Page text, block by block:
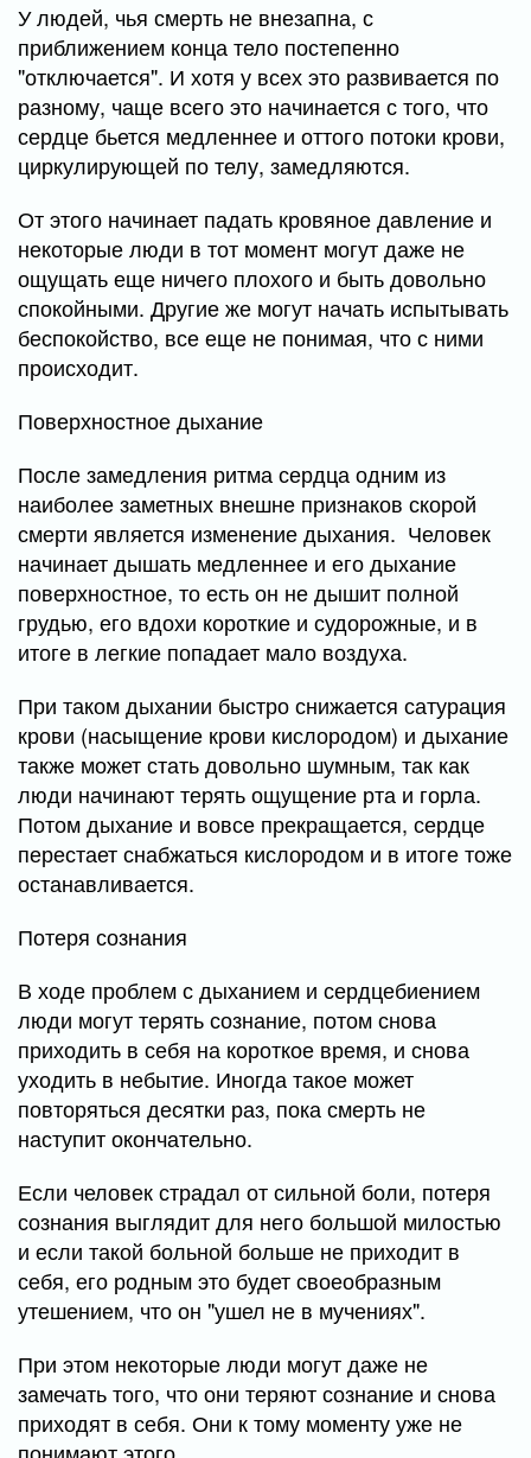
У людей, чья смерть не внезапна, с
приближением конца тело постепенно
"отключается". И хотя у всех это развивается по
разному, чаще всего это начинается с того, что
сердце бьется медленнее и оттого потоки крови,
циркулирующей по телу, замедляются.
От этого начинает падать кровяное давление и
некоторые люди в тот момент могут даже не
ощущать еще ничего плохого и быть довольно
спокойными. Другие же могут начать испытывать
беспокойство, все еще не понимая, что с ними
происходит.
Поверхностное дыхание
После замедления ритма сердца одним из
наиболее заметных внешне признаков скорой
смерти является изменение дыхания. Человек
начинает дышать медленнее и его дыхание
поверхностное, то есть он не дышит полной
грудью, его вдохи короткие и судорожные, и в
итоге в легкие попадает мало воздуха.
При таком дыхании быстро снижается сатурация
крови (насыщение крови кислородом) и дыхание
также может стать довольно шумным, так как
люди начинают терять ощущение рта и горла.
Потом дыхание и вовсе прекращается, сердце
перестает снабжаться кислородом и в итоге тоже
останавливается.
Потеря сознания
В ходе проблем с дыханием и сердцебиением
люди могут терять сознание, потом снова
приходить в себя на короткое время, и снова
уходить в небытие. Иногда такое может
повторяться десятки раз, пока смерть не
наступит окончательно.
Если человек страдал от сильной боли, потеря
сознания выглядит для него большой милостью
и если такой больной больше не приходит в
себя, его родным это будет своеобразным
утешением, что он "ушел не в мучениях".
При этом некоторые люди могут даже не
замечать того, что они теряют сознание и снова
приходят в себя. Они к тому моменту уже не